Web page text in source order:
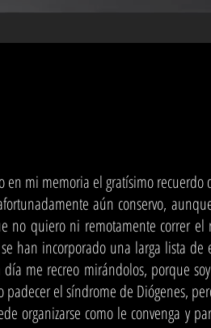
en mi memoria el gratísimo
aún conservo,
no quiero ni remotamente correr el
han incorporado una larga lista de
me recreo mirándolos, porque
el síndrome de Diógenes,
organizarse como le convenga y